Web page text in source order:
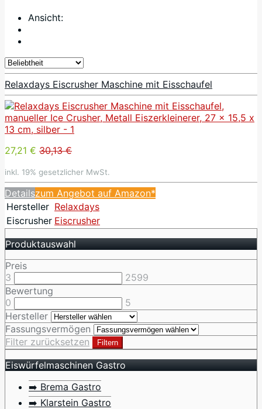
Ansicht:
Relaxdays Eiscrusher Maschine mit Eisschaufel
27,21 € 30,13 €
inkl. 19% gesetzlicher MwSt.
Detailszum Angebot auf Amazon*
Hersteller Relaxdays
Eiscrusher Eiscrusher
Produktauswahl
Preis
3
2599
Bewertung
0
5
Hersteller
Fassungsvermögen
Filter zurücksetzen
Filtern
Eiswürfelmaschinen Gastro
➡️ Brema Gastro
➡️ Klarstein Gastro